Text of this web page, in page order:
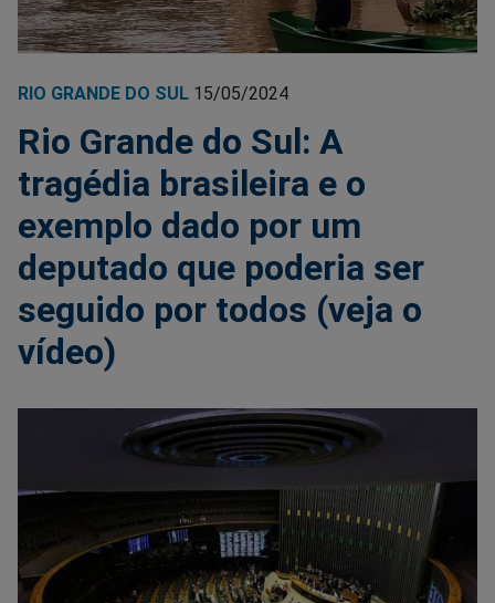
RIO GRANDE DO SUL 15/05/2024
Rio Grande do Sul: A
tragédia brasileira e o
exemplo dado por um
deputado que poderia ser
seguido por todos (veja o
vídeo)